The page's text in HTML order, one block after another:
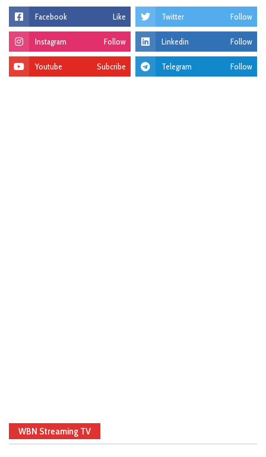
Facebook Like Twitter Follow
Instagram Follow Linkedin Follow
Youtube Subcribe Telegram Follow
WBN Streaming TV